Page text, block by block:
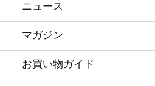
ニュース
マガジン
お買い物ガイド